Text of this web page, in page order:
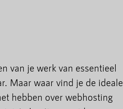
van je werk van essentieel
Maar waar vind je de ideale
hebben over webhosting